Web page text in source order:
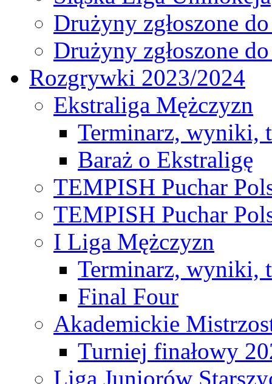
Drużyny zgłoszone
Drużyny zgłoszone
Rozgrywki 2023/2024
Ekstraliga Mężczyzn
Terminarz, wyniki,
Baraż o Ekstraligę
TEMPISH Puchar
TEMPISH Puchar
I Liga Mężczyzn
Terminarz, wyniki,
Final Four
Akademickie
Turniej finałowy
Liga Juniorów